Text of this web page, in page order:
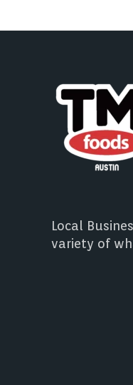
Local
variety of